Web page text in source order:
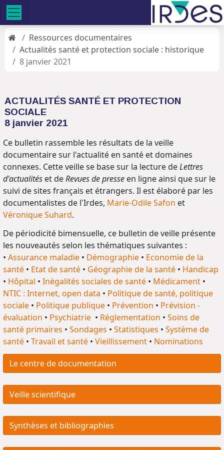
Ressources documentaires
Actualités santé et protection sociale : historique
8 janvier 2021
ACTUALITÉS SANTÉ ET PROTECTION
SOCIALE
8 janvier 2021
Ce bulletin rassemble les résultats de la veille
documentaire sur l'actualité en santé et domaines
connexes. Cette veille se base sur la lecture deLettres
d'actualités et deRevues de presse en ligne ainsi que sur le
suivi de sites français et étrangers. Il est élaboré par les
documentalistes de l'Irdes, Marie-Odile Safon et
Véronique Suhard.
De périodicité bimensuelle, ce bulletin de veille présente
les nouveautés selon les thématiques suivantes :
• Assurance maladie • Démographie • Economie de la
santé • Etat de santé • Géographie de la santé • Handicap
• Hôpital • Inégalités sociales de santé • Médicament •
NTIC : Internet, open data • Politique de santé, politique
sociale • Politique publique • Prévention • Prévision -
évaluation • Psychiatrie • Réglementation • Soins de
santé primaires • Sondages • Statistiques • Système de
santé • Travail et santé • Vieillissement • Nominations
Le centre de documentation
Veille scientifique
Synthèses et bibliographies